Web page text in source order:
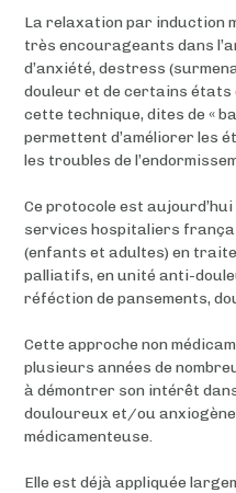
La relaxation par induction
très encourageants dans
d’anxiété, destress
douleur et de certains états
cette technique, dites de «
permettent d’améliorer les
les troubles de
Ce protocole est
services hospitaliers
(enfants et adultes) en
palliatifs, en unité anti-
réféction de pansements,
Cette approche non
plusieurs années de
à démontrer son intérêt
douloureux et/ou
médicamenteuse.
Elle est déjà appliquée